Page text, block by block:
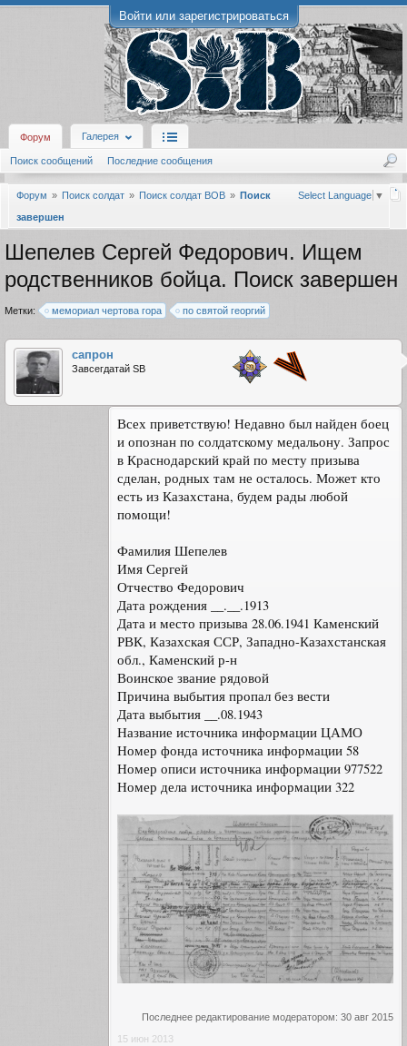
Войти или зарегистрироваться
Форум Галерея
Поиск сообщений Последние сообщения
Select Language ▼
Форум Поиск солдат Поиск солдат ВОВ
Поиск
завершен
Шепелев Сергей Федорович. Ищем
родственников бойца. Поиск завершен
Метки: мемориал чертова гора по святой георгий
сапрон
Завсегдатай SB
Всех приветствую! Недавно был найден боец
и опознан по солдатскому медальону. Запрос
в Краснодарский край по месту призыва
сделан, родных там не осталось. Может кто
есть из Казахстана, будем рады любой
помощи!
Фамилия Шепелев
Имя Сергей
Отчество Федорович
Дата рождения __.__.1913
Дата и место призыва 28.06.1941 Каменский
РВК, Казахская ССР, Западно-Казахстанская
обл., Каменский р-н
Воинское звание рядовой
Причина выбытия пропал без вести
Дата выбытия __.08.1943
Название источника информации ЦАМО
Номер фонда источника информации 58
Номер описи источника информации 977522
Номер дела источника информации 322
Последнее редактирование модератором: 30 авг 2015
15 июн 2013